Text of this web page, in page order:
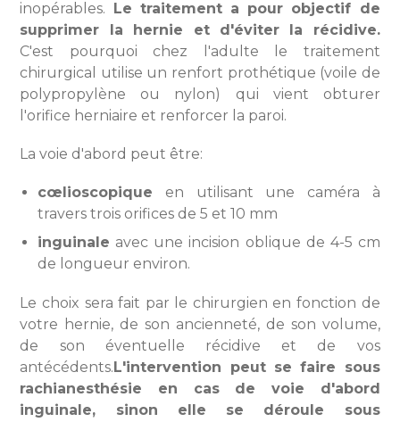
inopérables. Le traitement a pour objectif de
supprimer la hernie et d'éviter la récidive.
C'est pourquoi chez l'adulte le traitement
chirurgical utilise un renfort prothétique (voile de
polypropylène ou nylon) qui vient obturer
l'orifice herniaire et renforcer la paroi.
La voie d'abord peut être:
cœlioscopique en utilisant une caméra à
travers trois orifices de 5 et 10 mm
inguinale avec une incision oblique de 4-5 cm
de longueur environ.
Le choix sera fait par le chirurgien en fonction de
votre hernie, de son ancienneté, de son volume,
de son éventuelle récidive et de vos
antécédents. L'intervention peut se faire sous
rachianesthésie en cas de voie d'abord
inguinale, sinon elle se déroule sous